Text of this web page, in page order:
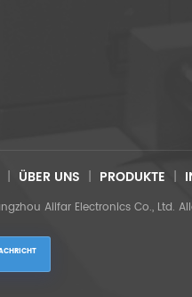
| ÜBER UNS | PRODUKTE |
Aiifar Electronics Co., Ltd.